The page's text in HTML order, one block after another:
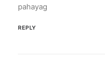
pahayag
REPLY